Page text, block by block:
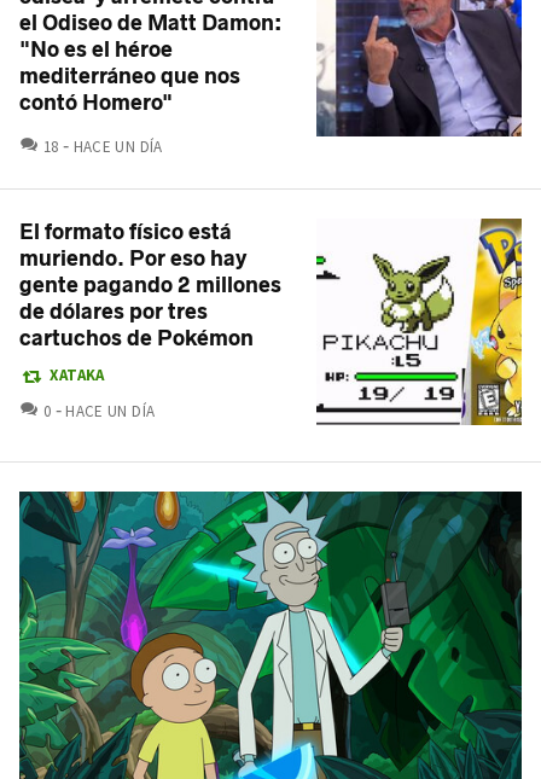
el Odiseo de Matt Damon:
"No es el héroe
mediterráneo que nos
contó Homero"
18 COMENTARIOS
HACE UN DÍA
El formato físico está
muriendo. Por eso hay
gente pagando 2 millones
de dólares por tres
cartuchos de Pokémon
XATAKA
0 COMENTARIOS
HACE UN DÍA